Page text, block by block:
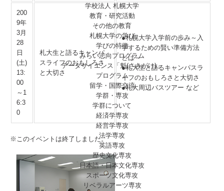
学校法人 札幌大学
教育・研究活動
その他の教育
札幌大学の学び
学びの特徴
みらい志向プログラム
データサイエンス「魁(さきがけ)」
プログラム
留学・国際交流
学群・専攻
学群について
経済学専攻
経営学専攻
法学専攻
英語専攻
歴史文化専攻
日本語・日本文化専攻
スポーツ文化専攻
リベラルアーツ専攻
200
9年
3月
28
日
(土)
13:
00
～1
6:3
0
札大生と語るキャンパ
スライフのおもしろさ
と大切さ
●札幌大学入学前の歩み～入
学するための賢い準備方法
とは～
●札大生と語るキャンパスラ
イフのおもしろさと大切さ
●札大周辺バスツアー など
※このイベントは終了しました。